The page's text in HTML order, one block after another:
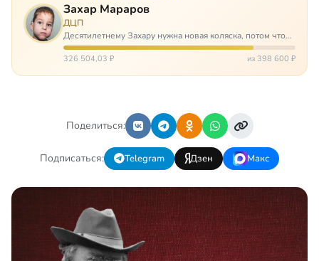
Захар Мараров
ДЦП
Десятилетнему Захару нужна новая коляска, потом что
старая сломалась. А без коляски он не сможет не только
просто выходить из дома, но и продолжать лечение в
326 504,03 ₽ из 398 600 ₽
Поделиться:
Подписаться: Telegram Дзен Макс